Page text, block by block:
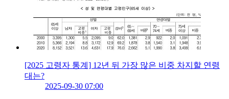
[2025 고령자 통계] 12년 뒤 가장 많은 비중 차지할 연령
대는?
2025-09-30 07:00